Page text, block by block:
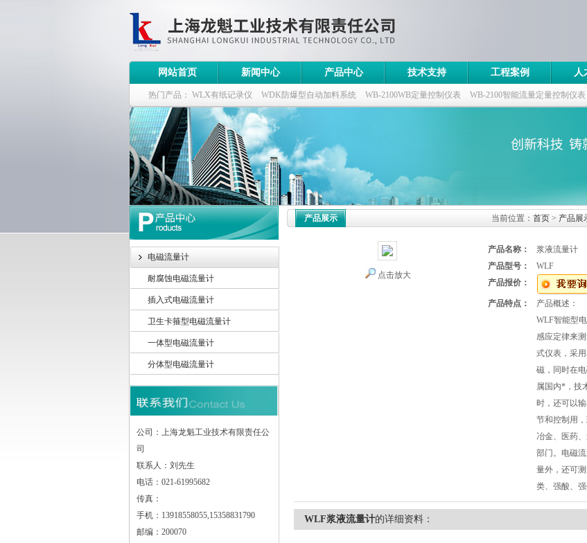
上海龙魁工业技术有限责任公司
网站首页 新闻中心 产品中心 技术支持 工程案例 人
热门产品： WLX有纸记录仪 WDK防爆型自动加料系统 WB-2100WB定量控制仪表 WB-2100智能流量定量控制仪表
WDK流量定量控制柜 WB-2100定量装车控制仪
电磁流量计
耐腐蚀电磁流量计
插入式电磁流量计
卫生卡箍型电磁流量计
一体型电磁流量计
分体型电磁流量计
公司：上海龙魁工业技术有限责任公
司
联系人：刘先生
电话：021-61995682
传真：
手机：13918558055,15358831790
邮编：200070
产品展示 当前位置： 首页 > 产品展
点击放大
产品名称：
浆液流量计
产品型号：
WLF
产品报价：
产品特点：
产品概述：
WLF智能型
感应定律来
式仪表，采
磁，同时在
属国内*，技
时，还可以
节和控制用
冶金、医药
部门。电磁
量外，还可
类、强酸、强
WLF浆液流量计的详细资料：